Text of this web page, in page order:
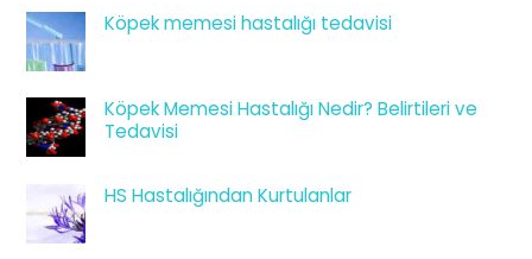
Köpek memesi hastalığı tedavisi
Köpek Memesi Hastalığı Nedir? Belirtileri ve
Tedavisi
HS Hastalığından Kurtulanlar